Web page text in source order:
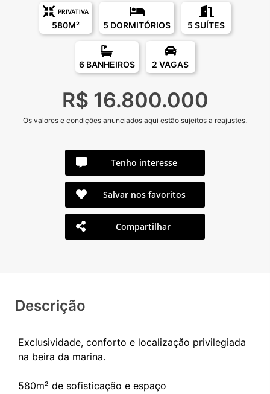
PRIVATIVA
580M² 5 DORMITÓRIOS 5 SUÍTES
6 BANHEIROS 2 VAGAS
R$ 16.800.000
Os valores e condições anunciados aqui estão sujeitos a reajustes.
Tenho interesse
Salvar nos favoritos
Compartilhar
Descrição
Exclusividade, conforto e localização privilegiada
na beira da marina.
580m² de sofisticação e espaço